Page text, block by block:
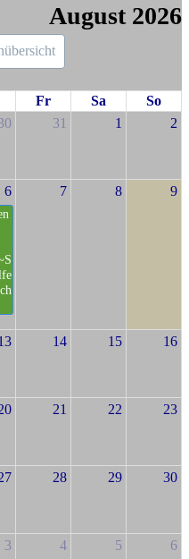
August 2026
Fr Sa
So
31 1 2
6 7 8 9
14 15 16
21 22 23
28 29 30
3 4 5 6